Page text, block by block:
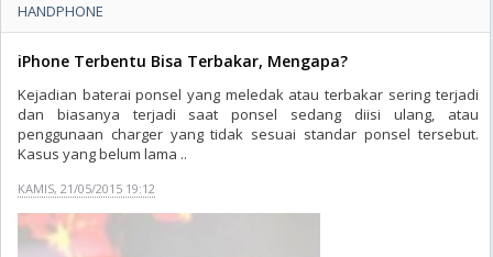
HANDPHONE
iPhone Terbentu Bisa Terbakar, Mengapa?
Kejadian baterai ponsel yang meledak atau terbakar sering terjadi
dan biasanya terjadi saat ponsel sedang diisi ulang, atau
penggunaan charger yang tidak sesuai standar ponsel tersebut.
Kasus yang belum lama ..
KAMIS, 21/05/2015 19:12